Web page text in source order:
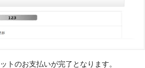
トのお支払いが完了となります。